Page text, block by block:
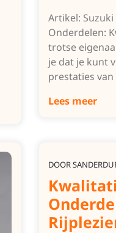
Artikel:
Onderdelen:
trotse
je dat je kunt
prestaties
Lees meer
DOOR